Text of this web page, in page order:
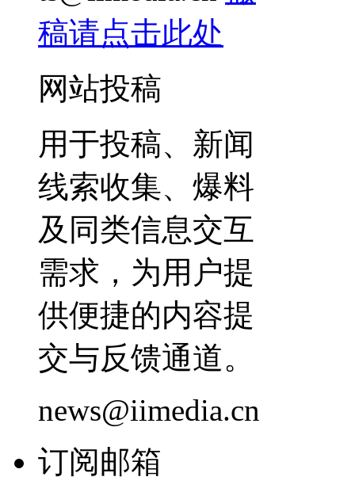
稿请点击此处
网站投稿
用于投稿、新闻
线索收集、爆料
及同类信息交互
需求，为用户提
供便捷的内容提
交与反馈通道。
news@iimedia.cn
订阅邮箱